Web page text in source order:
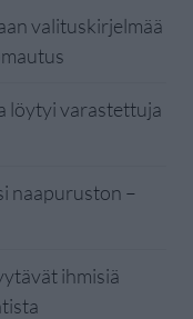
valituskirjelmää
löytyi varastettuja
naapuruston –
ihmisiä